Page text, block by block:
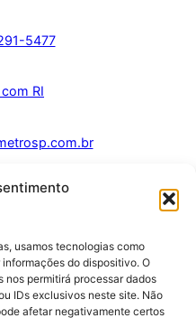
usamos tecnologias como
do dispositivo. O
permitirá processar dados
IDs exclusivos neste site. Não
afetar negativamente certos
5477
com RI